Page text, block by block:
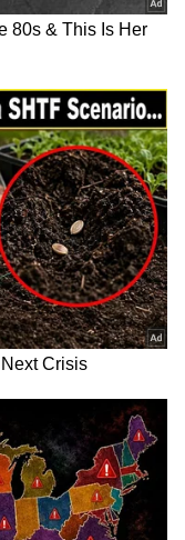
ಮಾಡಿ.IPL
ಸುದ್ದಿ
ವರದಿಗಳು
ಮಾಹಿತಿ
ಸುವರ್ಣ
ಮಾಡಿ ಹಾಗೂ